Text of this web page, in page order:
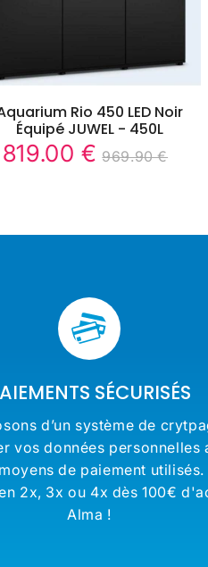
Rio 450 LED Noir
Équipé JUWEL - 450L
Prix
819.00 € 819.00
Prix
969.90 €
SÉCURISÉS
d’un système de
vos données personnelles
de paiement utilisés.
2x, 3x ou 4x dès 100€
Alma !